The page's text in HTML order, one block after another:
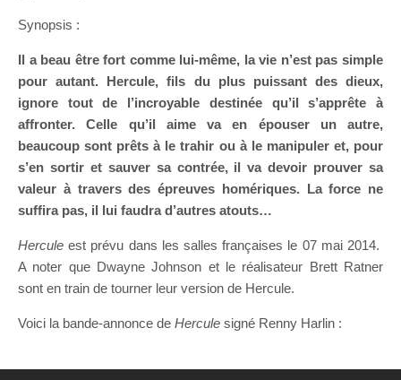
Synopsis :
Il a beau être fort comme lui-même, la vie n’est pas simple
pour autant. Hercule, fils du plus puissant des dieux,
ignore tout de l’incroyable destinée qu’il s’apprête à
affronter. Celle qu’il aime va en épouser un autre,
beaucoup sont prêts à le trahir ou à le manipuler et, pour
s’en sortir et sauver sa contrée, il va devoir prouver sa
valeur à travers des épreuves homériques. La force ne
suffira pas, il lui faudra d’autres atouts…
Hercule est prévu dans les salles françaises le 07 mai 2014.
A noter que Dwayne Johnson et le réalisateur Brett Ratner
sont en train de tourner leur version de Hercule.
Voici la bande-annonce de Hercule signé Renny Harlin :